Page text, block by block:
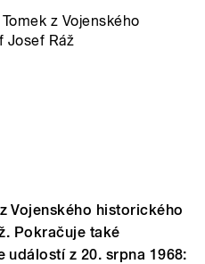
z Vojenského
Josef Ráž
Vojenského historického
Pokračuje také
z 20. srpna 1968: